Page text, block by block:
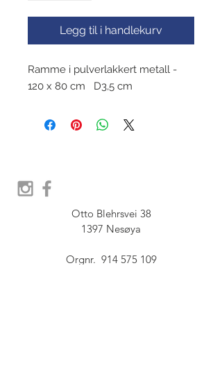
Legg til i handlekurv
Ramme i pulverlakkert metall -
120 x 80 cm D3,5 cm
Otto Blehrsvei 38
1397 Nesøya
Orgnr.  914 575 109